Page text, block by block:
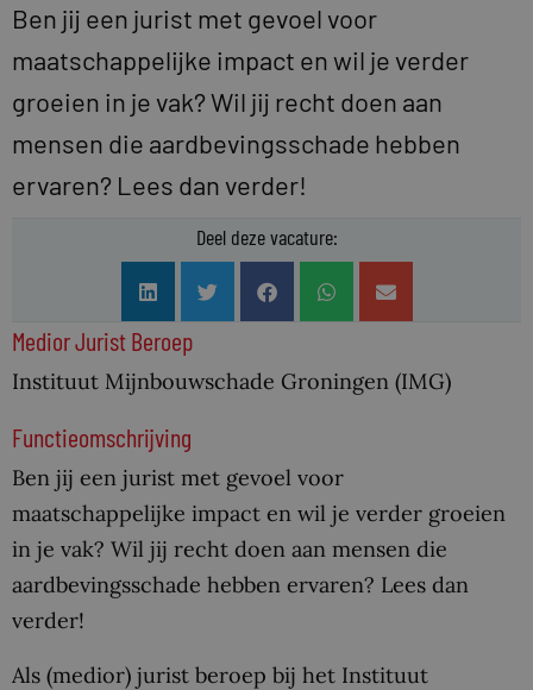
Ben jij een jurist met gevoel voor
maatschappelijke impact en wil je verder
groeien in je vak? Wil jij recht doen aan
mensen die aardbevingsschade hebben
ervaren? Lees dan verder!
Deel deze vacature:
Medior Jurist Beroep
Instituut Mijnbouwschade Groningen (IMG)
Functieomschrijving
Ben jij een jurist met gevoel voor
maatschappelijke impact en wil je verder groeien
in je vak? Wil jij recht doen aan mensen die
aardbevingsschade hebben ervaren? Lees dan
verder!
Als (medior) jurist beroep bij het Instituut